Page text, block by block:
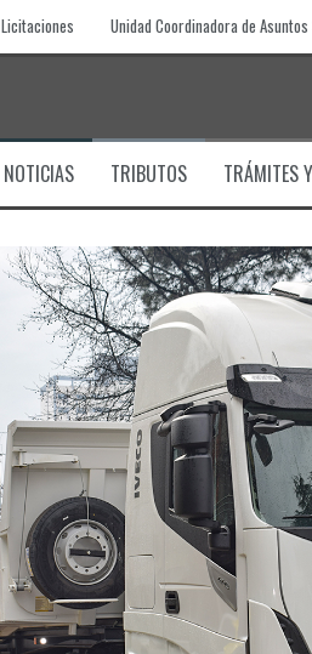
Licitaciones Unidad Coordinadora de
NOTICIAS TRIBUTOS TRÁMITES